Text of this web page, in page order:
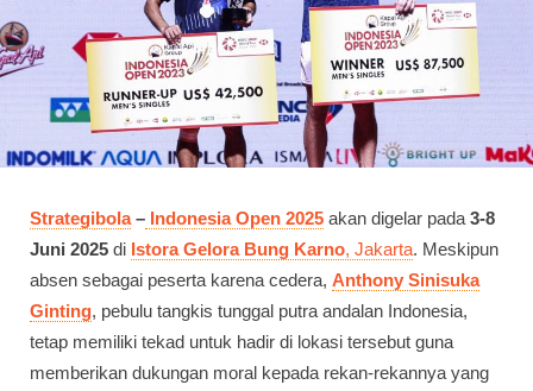
Strategibola– Indonesia Open 2025 akan digelar pada 3-8
Juni 2025 di Istora Gelora Bung Karno, Jakarta. Meskipun
absen sebagai peserta karena cedera, Anthony Sinisuka
Ginting, pebulu tangkis tunggal putra andalan Indonesia,
tetap memiliki tekad untuk hadir di lokasi tersebut guna
memberikan dukungan moral kepada rekan-rekannya yang